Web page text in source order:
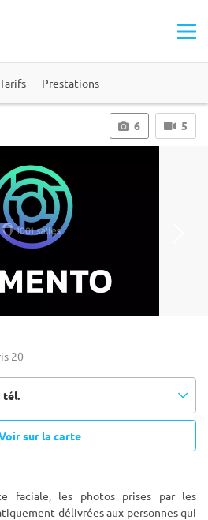
Tarifs Prestations
6 5
20
tél.
sur la carte
faciale, les photos prises par les
délivrées aux personnes qui